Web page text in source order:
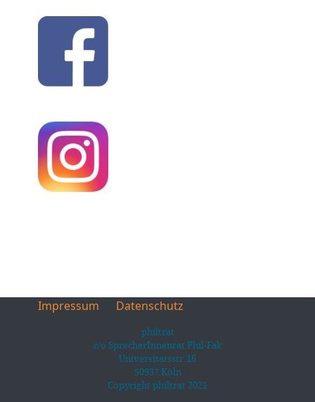
Impressum Datenschutz
philtrat
c/o SprecherInnenrat Phil-Fak
Universitätsstr.16
50937 Köln
Copyright philtrat 2021